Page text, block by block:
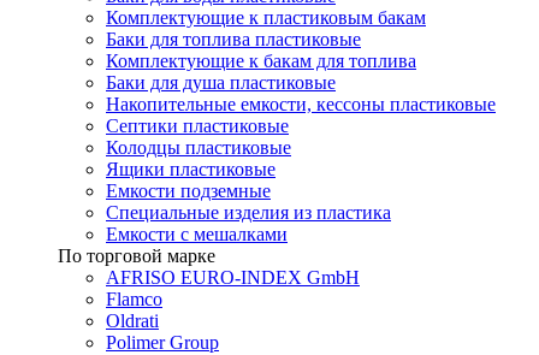
Комплектующие к пластиковым бакам
Баки для топлива пластиковые
Комплектующие к бакам для топлива
Баки для душа пластиковые
Накопительные емкости, кессоны пластиковые
Септики пластиковые
Колодцы пластиковые
Ящики пластиковые
Емкости подземные
Специальные изделия из пластика
Емкости с мешалками
По торговой марке
AFRISO EURO-INDEX GmbH
Flamco
Oldrati
Polimer Group